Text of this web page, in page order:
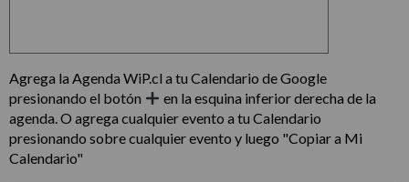
Agrega la Agenda WiP.cl a tu Calendario de Google
presionando el botón
en la esquina inferior derecha de la
agenda. O agrega cualquier evento a tu Calendario
presionando sobre cualquier evento y luego "Copiar a Mi
Calendario"